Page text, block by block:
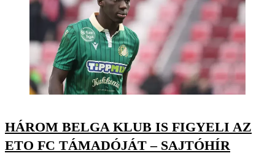
HÁROM BELGA KLUB IS FIGYELI AZ
ETO FC TÁMADÓJÁT – SAJTÓHÍR